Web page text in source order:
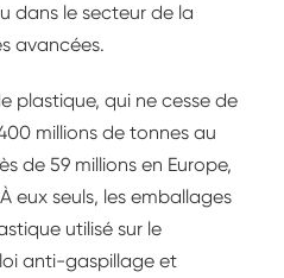
dans le secteur de la
avancées.
plastique, qui ne cesse de
millions de tonnes au
de 59 millions en Europe,
eux seuls, les emballages
utilisé sur le
anti-gaspillage et